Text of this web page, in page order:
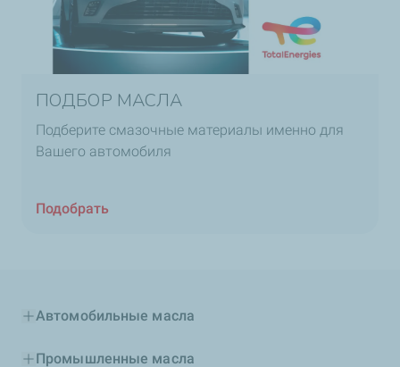
ПОДБОР МАСЛА
Подберите смазочные материалы именно для
Вашего автомобиля
Подобрать
Автомобильные масла
Промышленные масла